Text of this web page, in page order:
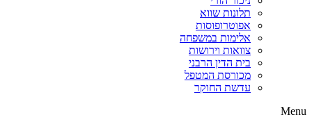
תלונות שווא
אפוטרופוסות
אלימות במשפחה
צוואות וירושות
בית הדין הרבני
מכורסת המטפל
עדשת החוקר
Menu